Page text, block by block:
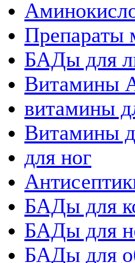
Препараты
БАДы для
Витамины
витамины
Витамины
для ног
БАДы для
БАДы для
БАДы для